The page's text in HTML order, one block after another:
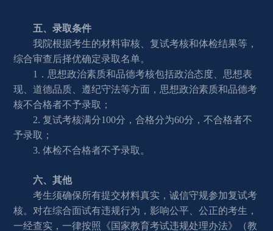
五、录取条件
我院根据考生的材料审核、复试考核和体检结果等，
综合审查后择优确定录取名单。
1．思想政治素质和品德考核包括政治态度、思想表
现、道德品质、遵纪守法等方面，思想政治素质和品德考
核不合格者不予录取；
2. 复试考核满分100分，合格分为60分，不合格者不
予录取；
3. 体检不合格者不予录取。
六、其他
考生须确保所有提交材料真实，诚信守规参加复试考
核。对在综合面试有违规行为，影响公平、公正的考生，
一经查实，一律按照《国家教育考试违规处理办法》（教